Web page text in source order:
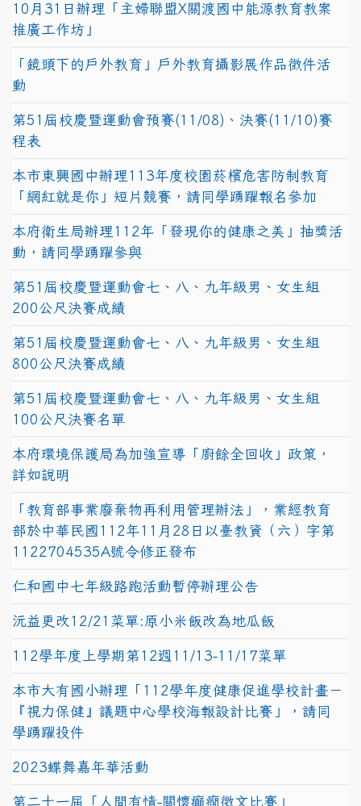
10月31日辦理「主婦聯盟X關渡國中能源教育教案
推廣工作坊」
「鏡頭下的戶外教育」戶外教育攝影展作品徵件活
動
第51屆校慶暨運動會預賽(11/08)、決賽(11/10)賽
程表
本市東興國中辦理113年度校園菸檳危害防制教育
「網紅就是你」短片競賽，請同學踴躍報名參加
本府衛生局辦理112年「發現你的健康之美」抽獎活
動，請同學踴躍參與
第51屆校慶暨運動會七、八、九年級男、女生組
200公尺決賽成績
第51屆校慶暨運動會七、八、九年級男、女生組
800公尺決賽成績
第51屆校慶暨運動會七、八、九年級男、女生組
100公尺決賽名單
本府環境保護局為加強宣導「廚餘全回收」政策，
詳如說明
「教育部事業廢棄物再利用管理辦法」，業經教育
部於中華民國112年11月28日以臺教資（六）字第
1122704535A號令修正發布
仁和國中七年級路跑活動暫停辦理公告
沅益更改12/21菜單:原小米飯改為地瓜飯
112學年度上學期第12週11/13-11/17菜單
本市大有國小辦理「112學年度健康促進學校計畫－
『視力保健』議題中心學校海報設計比賽」，請同
學踴躍投件
2023蝶舞嘉年華活動
第二十一屆「人間有情-關懷癲癇徵文比賽」